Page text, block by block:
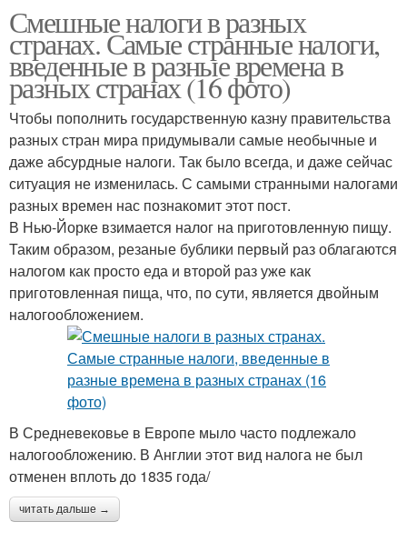
Смешные налоги в разных
странах. Самые странные налоги,
введенные в разные времена в
разных странах (16 фото)
Чтобы пополнить государственную казну правительства
разных стран мира придумывали самые необычные и
даже абсурдные налоги. Так было всегда, и даже сейчас
ситуация не изменилась. С самыми странными налогами
разных времен нас познакомит этот пост.
В Нью-Йорке взимается налог на приготовленную пищу.
Таким образом, резаные бублики первый раз облагаются
налогом как просто еда и второй раз уже как
приготовленная пища, что, по сути, является двойным
налогообложением.
В Средневековье в Европе мыло часто подлежало
налогообложению. В Англии этот вид налога не был
отменен вплоть до 1835 года/
читать дальше →